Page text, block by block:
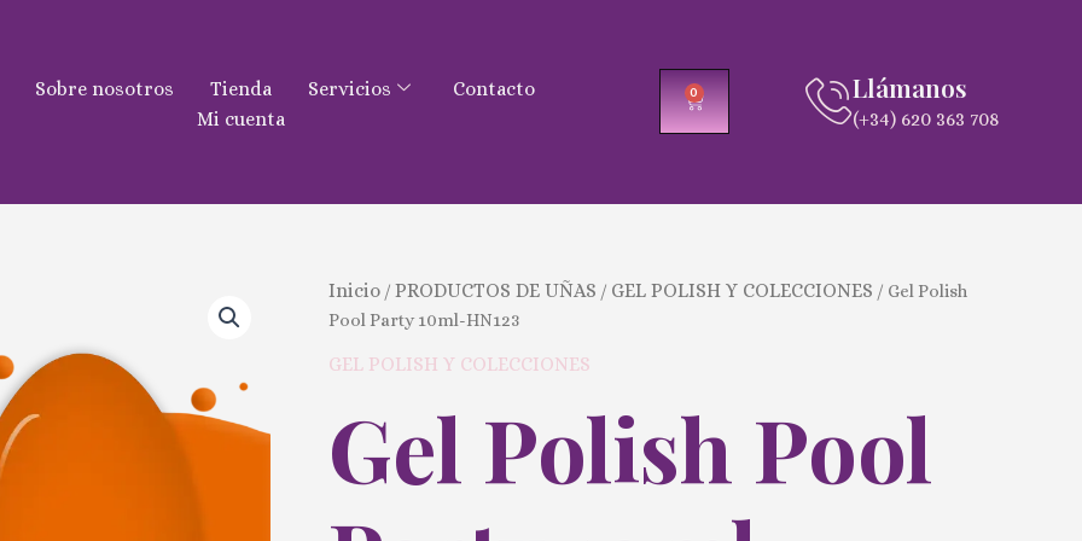
Sobre nosotros Tienda Servicios
Contacto
Mi cuenta
0
CARRITO
Llámanos
(+34) 620 363 708
Inicio / PRODUCTOS DE UÑAS / GEL POLISH Y COLECCIONES / Gel Polish
Pool Party 10ml-HN123
GEL POLISH Y COLECCIONES
Gel Polish Pool
Gel
Polish
Party
cantidad